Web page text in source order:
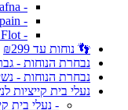
- Dafna- דפנה
- Spain | ספרד - Alberola
- Fly Flot | פליי פלוט
👣 נוחות עד ₪299
נבחרת הנוחות -
נבחרת הנוחות -
נעלי בית קייציות
- נעלי בית